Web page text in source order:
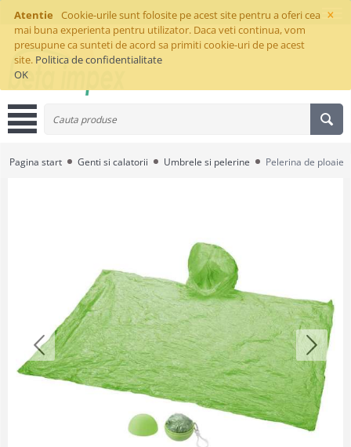
×
Atentie
Cookie-urile sunt folosite pe acest site pentru a oferi cea
mai buna experienta pentru utilizator. Daca veti continua, vom
presupune ca sunteti de acord sa primiti cookie-uri de pe acest
site. Politica de confidentialitate
OK
Pagina start Genti si calatorii Umbrele si pelerine Pelerina de ploaie